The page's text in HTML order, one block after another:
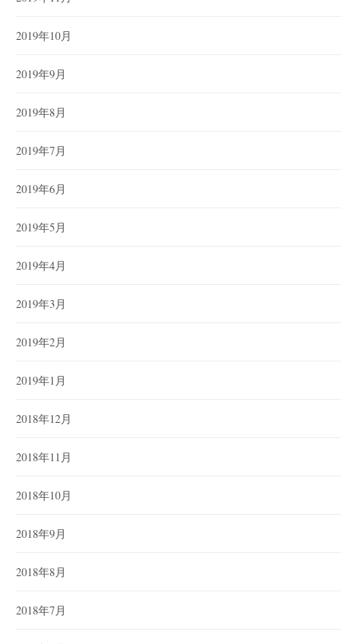
2019年10月
2019年9月
2019年8月
2019年7月
2019年6月
2019年5月
2019年4月
2019年3月
2019年2月
2019年1月
2018年12月
2018年11月
2018年10月
2018年9月
2018年8月
2018年7月